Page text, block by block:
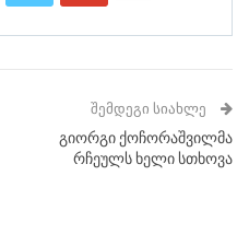
ᲨᲔᲛᲓᲔᲒᲘ ᲡᲘᲐᲮᲚᲔ
გიორგი ქოჩორაშვილმა
რჩეულს ხელი სთხოვა